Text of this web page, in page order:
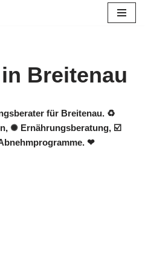
Breitenau
für Breitenau. ♻
✺ Ernährungsberatung, ☑️
❤